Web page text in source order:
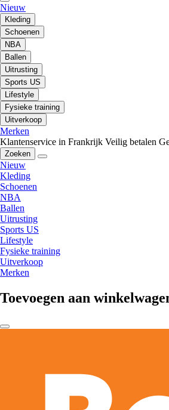
Nieuw
Kleding
Schoenen
NBA
Ballen
Uitrusting
Sports US
Lifestyle
Fysieke training
Uitverkoop
Merken
Klantenservice in Frankrijk Veilig betalen
Zoeken
Nieuw
Kleding
Schoenen
NBA
Ballen
Uitrusting
Sports US
Lifestyle
Fysieke training
Uitverkoop
Merken
Toevoegen aan